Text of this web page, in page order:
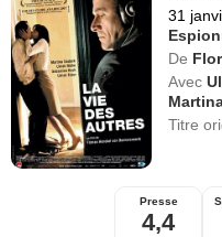
31
De
Avec
Titre
Presse
4,4